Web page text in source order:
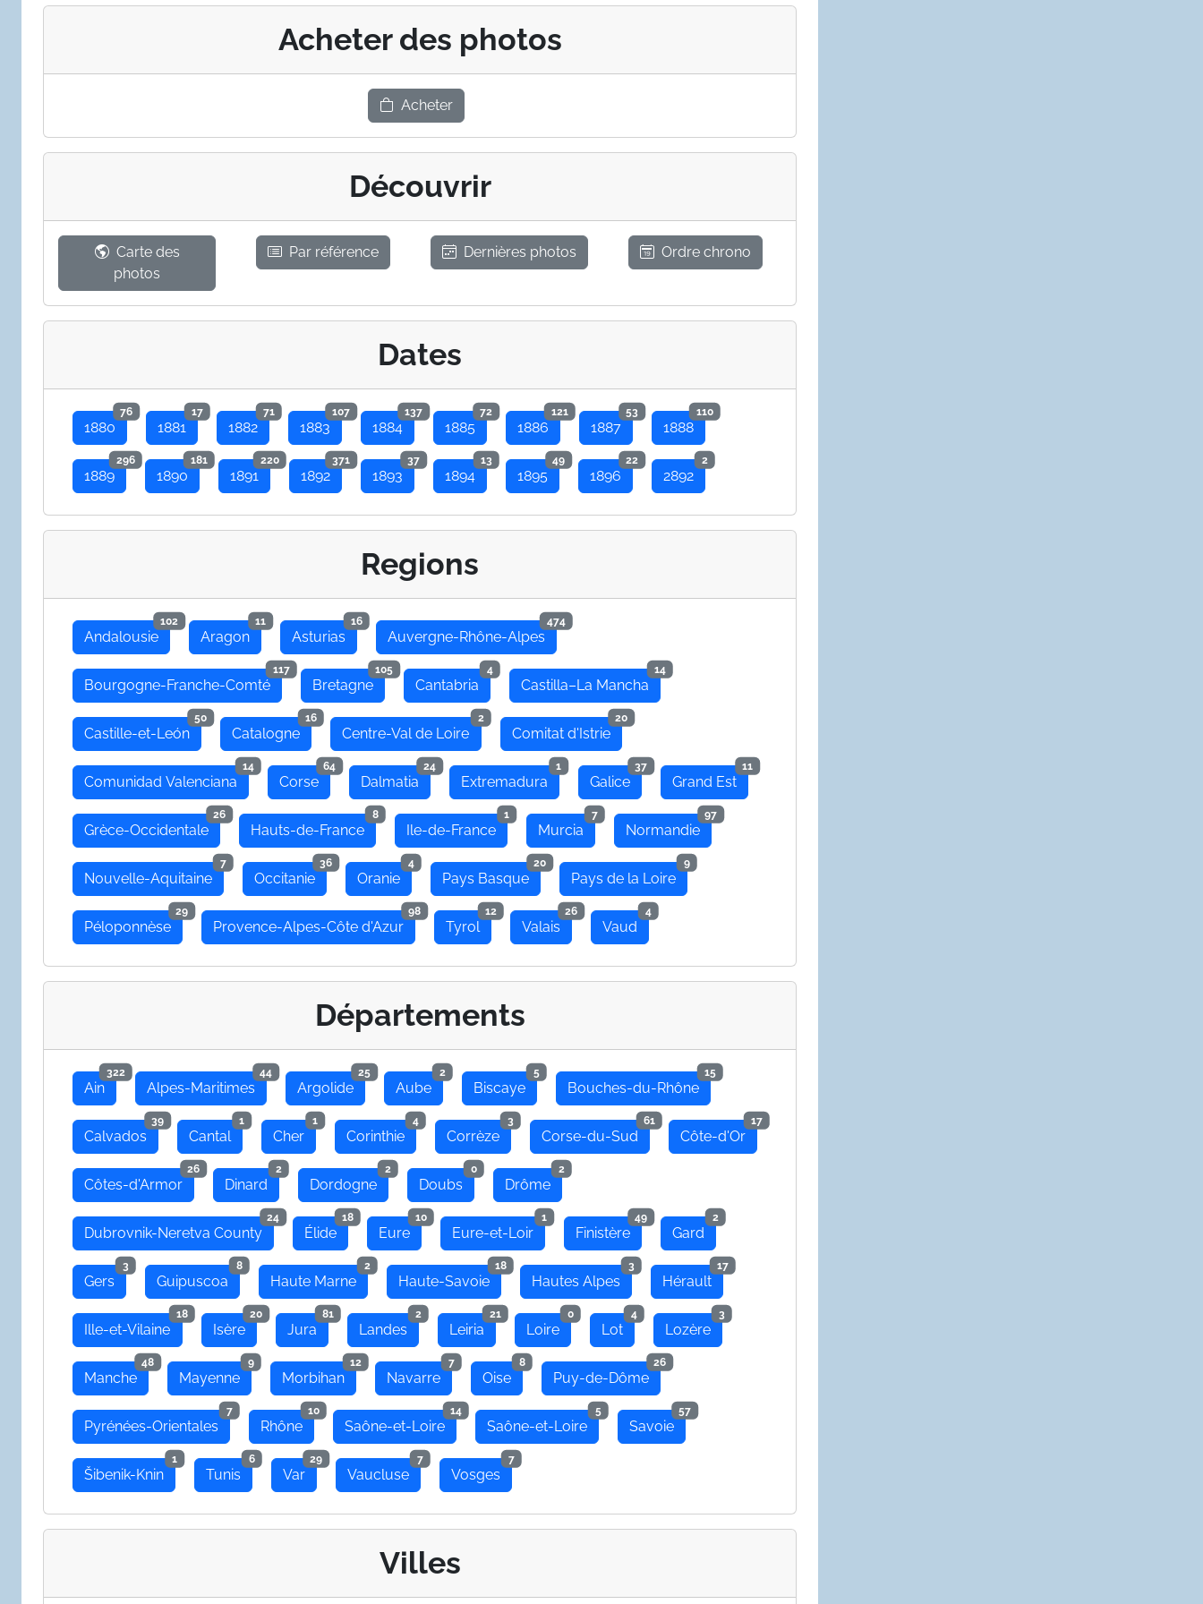
Acheter des photos
Acheter
Découvrir
Carte des
photos
Par référence Dernières photos Ordre chrono
Dates
1880
76
1881
17
1882
71
1883
107
1884
137
1885
72
1886
121
1887
53
1888
110
1889
296
1890
181
1891
220
1892
371
1893
37
1894
13
1895
49
1896
22
2892
2
Regions
Andalousie
102
Aragon
11
Asturias
16
Auvergne-Rhône-Alpes
474
Bourgogne-Franche-Comté
117
Bretagne
105
Cantabria
4
Castilla–La Mancha
14
Castille-et-León
50
Catalogne
16
Centre-Val de Loire
2
Comitat d'Istrie
20
Comunidad Valenciana
14
Corse
64
Dalmatia
24
Extremadura
1
Galice
37
Grand Est
11
Grèce-Occidentale
26
Hauts-de-France
8
Ile-de-France
1
Murcia
7
Normandie
97
Nouvelle-Aquitaine
7
Occitanie
36
Oranie
4
Pays Basque
20
Pays de la Loire
9
Péloponnèse
29
Provence-Alpes-Côte d'Azur
98
Tyrol
12
Valais
26
Vaud
4
Départements
Ain
322
Alpes-Maritimes
44
Argolide
25
Aube
2
Biscaye
5
Bouches-du-Rhône
15
Calvados
39
Cantal
1
Cher
1
Corinthie
4
Corrèze
3
Corse-du-Sud
61
Côte-d'Or
17
Côtes-d'Armor
26
Dinard
2
Dordogne
2
Doubs
0
Drôme
2
Dubrovnik-Neretva County
24
Élide
18
Eure
10
Eure-et-Loir
1
Finistère
49
Gard
2
Gers
3
Guipuscoa
8
Haute Marne
2
Haute-Savoie
18
Hautes Alpes
3
Hérault
17
Ille-et-Vilaine
18
Isère
20
Jura
81
Landes
2
Leiria
21
Loire
0
Lot
4
Lozère
3
Manche
48
Mayenne
9
Morbihan
12
Navarre
7
Oise
8
Puy-de-Dôme
26
Pyrénées-Orientales
7
Rhône
10
Saône-et-Loire
14
Saône-et-Loire
5
Savoie
57
Šibenik-Knin
1
Tunis
6
Var
29
Vaucluse
7
Vosges
7
Villes